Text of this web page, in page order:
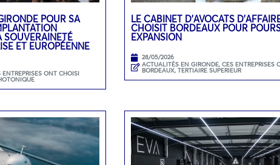
POUR SA
SOUVERAINETÉ
ET EUROPÉENNE
ENTREPRISES ONT CHOISI
LE CABINET D’AVOCATS
CHOISIT BORDEAUX POUR
EXPANSION
28/05/2026
ACTUALITÉS EN GIRONDE, CES ENTREPRISES
BORDEAUX, TERTIAIRE SUPERIEUR